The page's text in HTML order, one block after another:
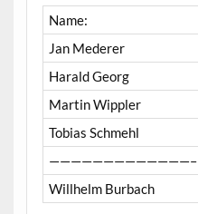
Name:
Jan Mederer
Harald Georg
Martin Wippler
Tobias Schmehl
—————————————–
Willhelm Burbach